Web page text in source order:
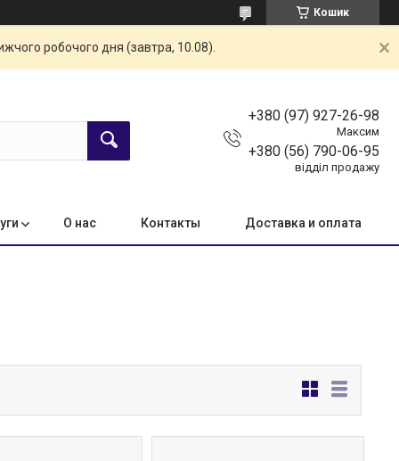
Кошик
робочого дня (завтра, 10.08).
+380 (97) 927-26-98
Максим
+380 (56) 790-06-95
відділ продажу
О нас Контакты Доставка и оплата